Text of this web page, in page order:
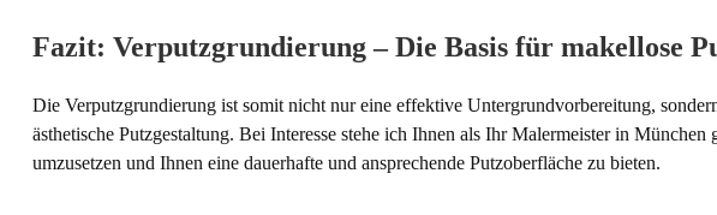
Fazit: Verputzgrundierung – Die Basis für makellose
Die Verputzgrundierung ist somit nicht nur eine effektive Untergrundvorbereitung,
ästhetische Putzgestaltung. Bei Interesse stehe ich Ihnen als Ihr Malermeister in
umzusetzen und Ihnen eine dauerhafte und ansprechende Putzoberfläche zu bieten.